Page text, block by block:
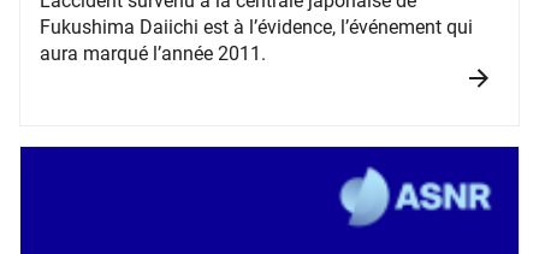
Fukushima Daiichi est à l’évidence, l’événement qui
aura marqué l’année 2011.